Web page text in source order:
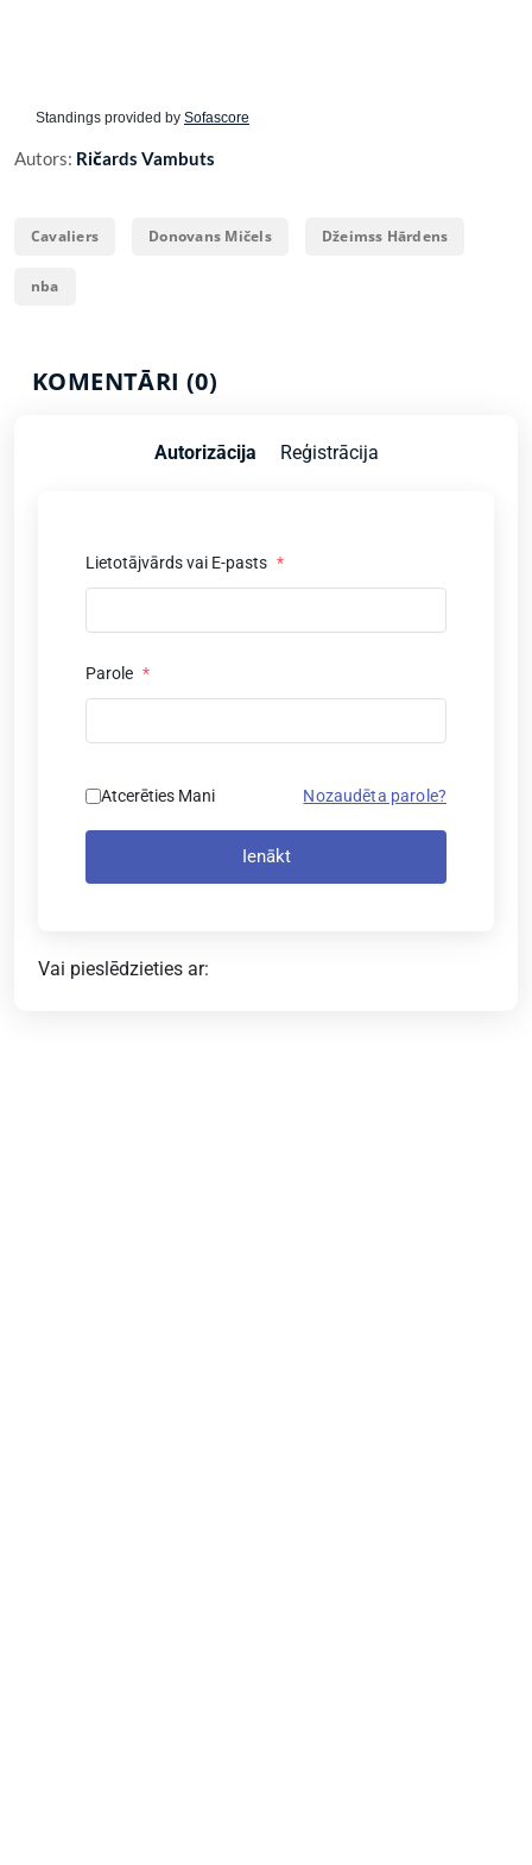
Standings provided by Sofascore
Autors: Ričards Vambuts
Cavaliers Donovans Mičels Džeimss Hārdens
nba
KOMENTĀRI (0)
Autorizācija Reģistrācija
Lietotājvārds vai E-pasts *
Parole *
Atcerēties Mani Nozaudēta parole?
Ienākt
Vai pieslēdzieties ar: